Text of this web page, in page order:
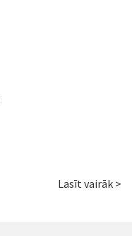
Lasīt vairāk >